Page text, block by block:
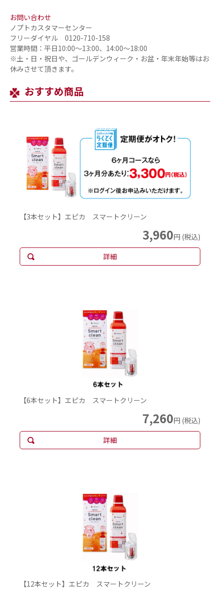
お問い合わせ
ノプトカスタマーセンター
フリーダイヤル 0120-710-158
営業時間：平日10:00～13:00、14:00～18:00
※土・日・祝日や、ゴールデンウィーク・お盆・年末年始等はお
休みさせて頂きます。
おすすめ商品
【3本セット】エピカ スマートクリーン
3,960円 (税込)
詳細
【6本セット】エピカ スマートクリーン
7,260円 (税込)
詳細
【12本セット】エピカ スマートクリーン